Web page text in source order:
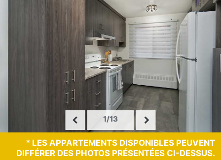
1/13
* LES APPARTEMENTS DISPONIBLES PEUVENT
DIFFÉRER DES PHOTOS PRÉSENTÉES CI-DESSUS.